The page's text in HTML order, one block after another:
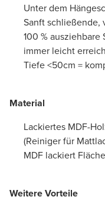
Unter dem
Sanft schließende,
100 %
immer leicht
Tiefe <50cm =
Material
Lackiertes MDF-
(Reiniger für
MDF lackiert
Weitere Vorteile